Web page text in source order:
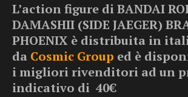
L’action figure di BANDAI
DAMASHII (SIDE JAEGER)
PHOENIX è distribuita in
da Cosmic Group ed è
i migliori rivenditori ad un
indicativo di 40€